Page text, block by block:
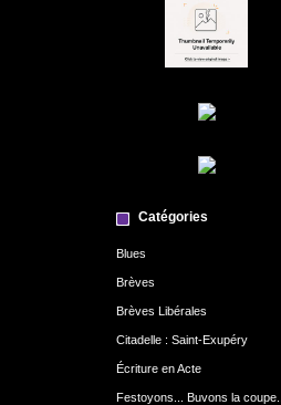
Catégories
Blues
Brèves
Brèves Libérales
Citadelle : Saint-Exupéry
Écriture en Acte
Festoyons... Buvons la coupe...